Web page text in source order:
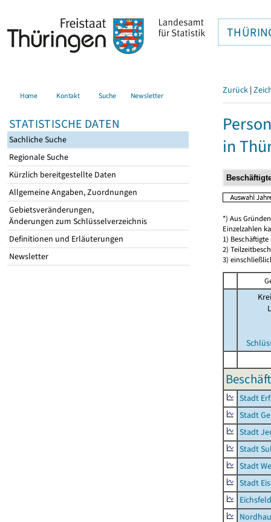
Home Kontakt Suche Newsletter
STATISTISCHE DATEN
Sachliche Suche
Regionale Suche
Kürzlich bereitgestellte Daten
Allgemeine Angaben, Zuordnungen
Gebietsveränderungen,
Änderungen zum Schlüsselverzeichnis
Definitionen und Erläuterungen
Newsletter
Zurück |
in
*) Aus
Einzelzahlen
1)
2)
3)
Stadt
Stadt
Stadt
Stadt
Stadt
Stadt
Eichsfeld